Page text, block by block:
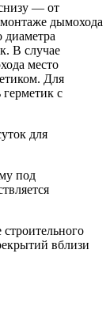
— от
дымохода
диаметра
В случае
место
Для
герметик с
для
под
вблизи